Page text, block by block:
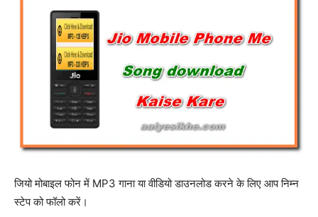
जियो मोबाइल फोन में MP3 गाना या वीडियो डाउनलोड करने के लिए आप निम्न
स्टेप को फॉलो करें।